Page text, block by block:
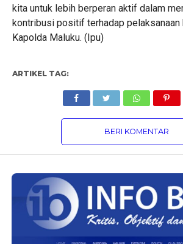
kita untuk lebih berperan aktif dalam
kontribusi positif terhadap pelaksanaan
Kapolda Maluku. (Ipu)
ARTIKEL TAG:
BERI KOMENTAR